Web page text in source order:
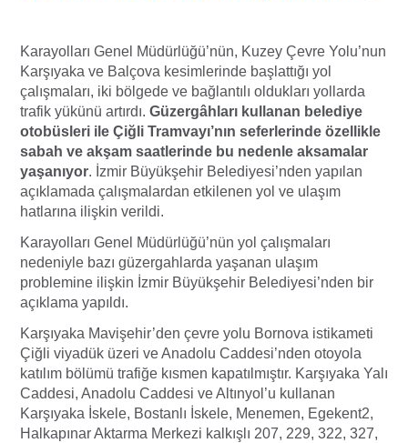
Karayolları Genel Müdürlüğü’nün, Kuzey Çevre Yolu’nun
Karşıyaka ve Balçova kesimlerinde başlattığı yol
çalışmaları, iki bölgede ve bağlantılı oldukları yollarda
trafik yükünü artırdı. Güzergâhları kullanan belediye
otobüsleri ile Çiğli Tramvayı’nın seferlerinde özellikle
sabah ve akşam saatlerinde bu nedenle aksamalar
yaşanıyor. İzmir Büyükşehir Belediyesi’nden yapılan
açıklamada çalışmalardan etkilenen yol ve ulaşım
hatlarına ilişkin verildi.
Karayolları Genel Müdürlüğü’nün yol çalışmaları
nedeniyle bazı güzergahlarda yaşanan ulaşım
problemine ilişkin İzmir Büyükşehir Belediyesi’nden bir
açıklama yapıldı.
Karşıyaka Mavişehir’den çevre yolu Bornova istikameti
Çiğli viyadük üzeri ve Anadolu Caddesi’nden otoyola
katılım bölümü trafiğe kısmen kapatılmıştır. Karşıyaka Yalı
Caddesi, Anadolu Caddesi ve Altınyol’u kullanan
Karşıyaka İskele, Bostanlı İskele, Menemen, Egekent2,
Halkapınar Aktarma Merkezi kalkışlı 207, 229, 322, 327,